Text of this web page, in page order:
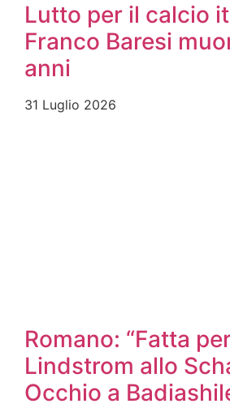
Lutto per il calcio
Franco Baresi
anni
31 Luglio 2026
Romano: “Fatta
Lindstrom allo
Occhio a